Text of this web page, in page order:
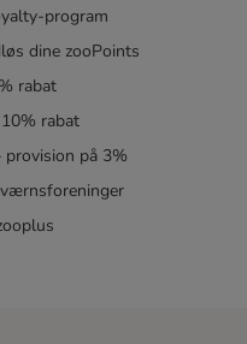
program
dine zooPoints
rabat
rabat
på 3%